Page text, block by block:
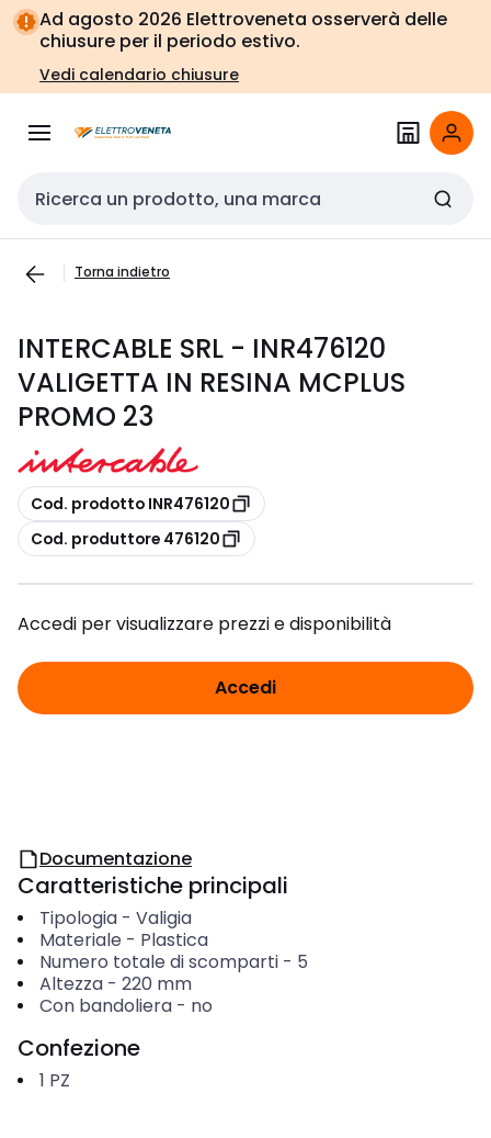
Vai alla
navigazione
Vai
alla
pagina
Ad agosto 2026 Elettroveneta osserverà delle
chiusure per il periodo estivo.
Vedi calendario chiusure
Cerca input
Torna indietro
INTERCABLE SRL - INR476120
VALIGETTA IN RESINA MCPLUS
PROMO 23
copia
Cod. prodotto INR476120
copia
Cod. produttore 476120
Accedi per visualizzare prezzi e disponibilità
Accedi
Documentazione
Caratteristiche principali
Tipologia- Valigia
Materiale - Plastica
Numero totale di scomparti- 5
Altezza- 220 mm
Con bandoliera- no
Confezione
1 PZ